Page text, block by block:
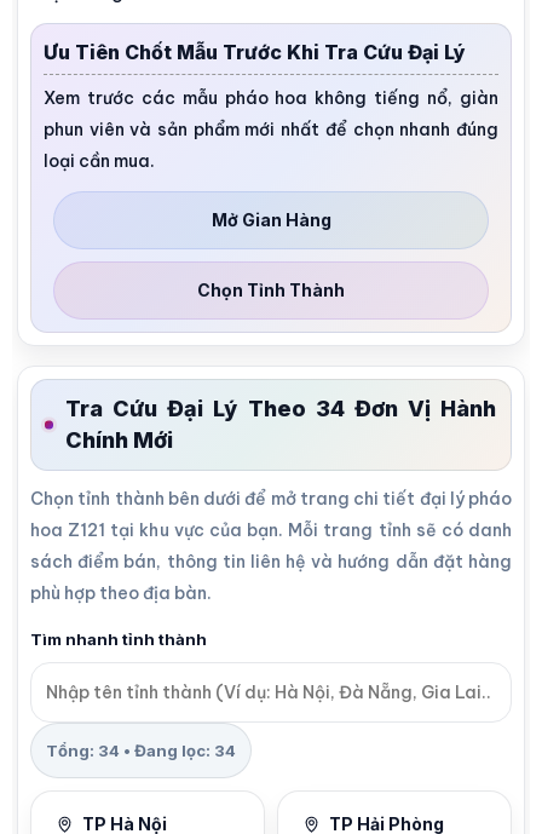
Ưu Tiên Chốt Mẫu Trước Khi Tra Cứu Đại Lý
Xem trước các mẫu pháo hoa không tiếng nổ, giàn
phun viên và sản phẩm mới nhất để chọn nhanh đúng
loại cần mua.
Mở Gian Hàng
Chọn Tỉnh Thành
Tra Cứu Đại Lý Theo 34 Đơn Vị Hành
Chính Mới
Chọn tỉnh thành bên dưới để mở trang chi tiết đại lý pháo
hoa Z121 tại khu vực của bạn. Mỗi trang tỉnh sẽ có danh
sách điểm bán, thông tin liên hệ và hướng dẫn đặt hàng
phù hợp theo địa bàn.
Tìm nhanh tỉnh thành
Tổng: 34 • Đang lọc: 34
TP Hà Nội TP Hải Phòng